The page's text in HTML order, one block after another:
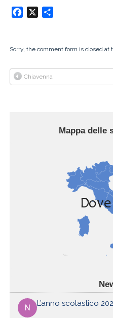
Facebook
Sorry, the comment form is closed at
Chiavenna
Mappa delle
N L’anno scolastico